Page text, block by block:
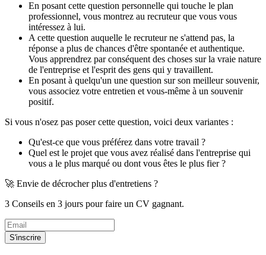
En posant cette question personnelle qui touche le plan
professionnel, vous montrez au recruteur que vous vous
intéressez à lui.
A cette question auquelle le recruteur ne s'attend pas, la
réponse a plus de chances d'être spontanée et authentique.
Vous apprendrez par conséquent des choses sur la vraie nature
de l'entreprise et l'esprit des gens qui y travaillent.
En posant à quelqu'un une question sur son meilleur souvenir,
vous associez votre entretien et vous-même à un souvenir
positif.
Si vous n'osez pas poser cette question, voici deux variantes :
Qu'est-ce que vous préférez dans votre travail ?
Quel est le projet que vous avez réalisé dans l'entreprise qui
vous a le plus marqué ou dont vous êtes le plus fier ?
🚀 Envie de décrocher plus d'entretiens ?
3 Conseils en 3 jours pour faire un CV gagnant.
S'inscrire